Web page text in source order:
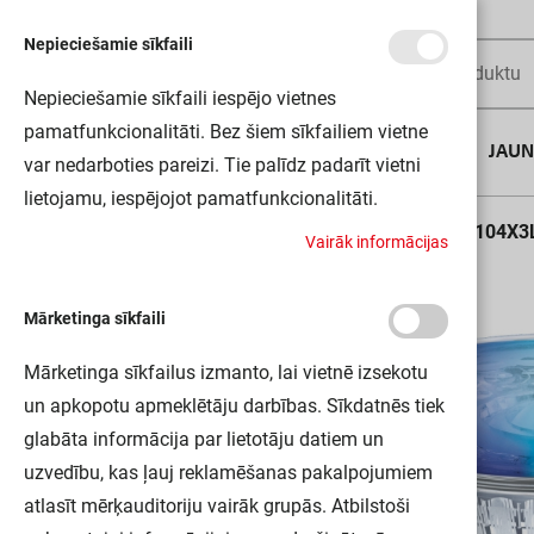
SMARTWIFIPAR16 5W
Nepieciešamie sīkfaili
Nepieciešamie sīkfaili iespējo vietnes
pamatfunkcionalitāti. Bez šiem sīkfailiem vietne
var nedarboties pareizi. Tie palīdz padarīt vietni
lietojamu, iespējojot pamatfunkcionalitāti.
Vairāk informācijas
Mārketinga sīkfaili
Mārketinga sīkfailus izmanto, lai vietnē izsekotu
un apkopotu apmeklētāju darbības. Sīkdatnēs tiek
glabāta informācija par lietotāju datiem un
uzvedību, kas ļauj reklamēšanas pakalpojumiem
atlasīt mērķauditoriju vairāk grupās. Atbilstoši